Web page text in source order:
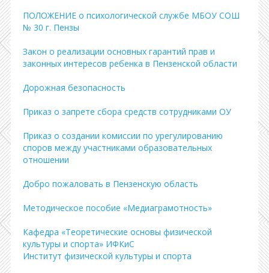
ПОЛОЖЕНИЕ о психологической службе МБОУ СОШ
№ 30 г. Пензы
Закон о реализации основных гарантий прав и
законных интересов ребенка в Пензенской области
Дорожная безопасность
Приказ о запрете сбора средств сотрудниками ОУ
Приказ о создании комиссии по урегулированию
споров между участниками образовательных
отношении
Добро пожаловать в Пензенскую область
Методическое пособие «Медиаграмотность»
Кафедра «Теоретические основы физической
культуры и спорта» ИФКиС
Институт физической культуры и спорта